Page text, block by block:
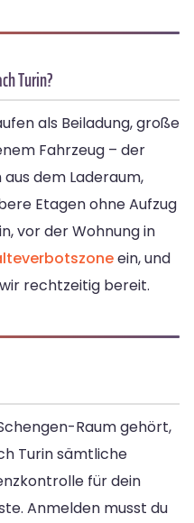
Turin?
als Beiladung, große
Fahrzeug – der
dem Laderaum,
Etagen ohne Aufzug
vor der Wohnung in
ein, und
rechtzeitig bereit.
Raum gehört,
Turin sämtliche
für dein
Anmelden musst du